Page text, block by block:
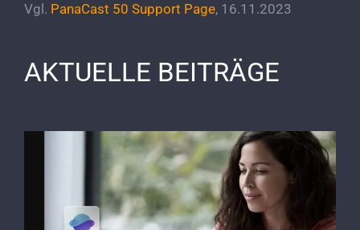
Vgl. PanaCast 50 Support Page, 16.11.2023
AKTUELLE BEITRÄGE